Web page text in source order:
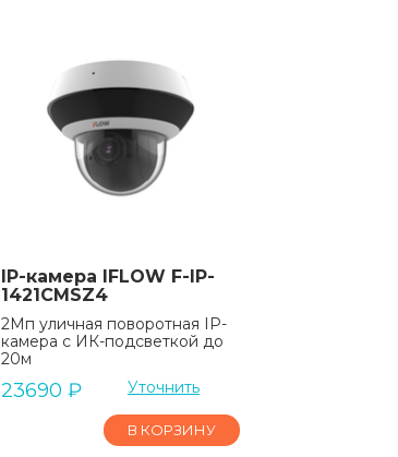
IP-камера IFLOW F-IP-
1421CMSZ4
2Мп уличная поворотная IP-
камера c ИК-подсветкой до
20м
23690 ₽ Уточнить
В КОРЗИНУ